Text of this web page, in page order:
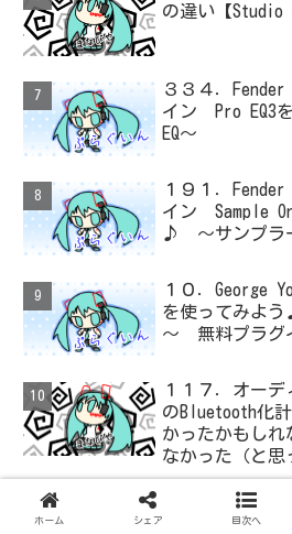
の違い【Studio
３３４．
イン Pro EQ3
EQ～
１９１．
イン Sample
♪ ～サンプラ
１０．George
を使ってみよ
～ 無料プラグ
１１７．オー
のBluetooth化
かったかもしれ
なかった（と思
た）ADC・・・
無駄を重ねた
ホーム シェア 目次へ